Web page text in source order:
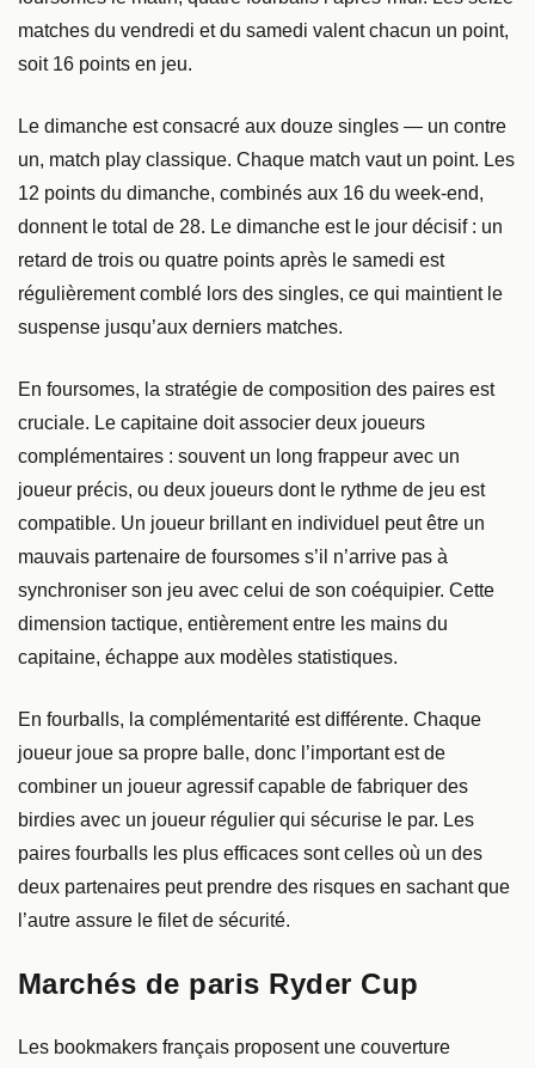
matches du vendredi et du samedi valent chacun un point,
soit 16 points en jeu.
Le dimanche est consacré aux douze singles — un contre
un, match play classique. Chaque match vaut un point. Les
12 points du dimanche, combinés aux 16 du week-end,
donnent le total de 28. Le dimanche est le jour décisif : un
retard de trois ou quatre points après le samedi est
régulièrement comblé lors des singles, ce qui maintient le
suspense jusqu’aux derniers matches.
En foursomes, la stratégie de composition des paires est
cruciale. Le capitaine doit associer deux joueurs
complémentaires : souvent un long frappeur avec un
joueur précis, ou deux joueurs dont le rythme de jeu est
compatible. Un joueur brillant en individuel peut être un
mauvais partenaire de foursomes s’il n’arrive pas à
synchroniser son jeu avec celui de son coéquipier. Cette
dimension tactique, entièrement entre les mains du
capitaine, échappe aux modèles statistiques.
En fourballs, la complémentarité est différente. Chaque
joueur joue sa propre balle, donc l’important est de
combiner un joueur agressif capable de fabriquer des
birdies avec un joueur régulier qui sécurise le par. Les
paires fourballs les plus efficaces sont celles où un des
deux partenaires peut prendre des risques en sachant que
l’autre assure le filet de sécurité.
Marchés de paris Ryder Cup
Les bookmakers français proposent une couverture